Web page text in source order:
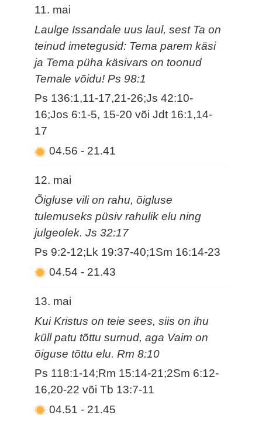
11. mai
Laulge Issandale uus laul, sest Ta on
teinud imetegusid: Tema parem käsi
ja Tema püha käsivars on toonud
Temale võidu! Ps 98:1
Ps 136:1,11-17,21-26;Js 42:10-
16;Jos 6:1-5, 15-20 või Jdt 16:1,14-
17
04.56- 21.41
12. mai
Õigluse vili on rahu, õigluse
tulemuseks püsiv rahulik elu ning
julgeolek. Js 32:17
Ps 9:2-12;Lk 19:37-40;1Sm 16:14-23
04.54- 21.43
13. mai
Kui Kristus on teie sees, siis on ihu
küll patu tõttu surnud, aga Vaim on
õiguse tõttu elu. Rm 8:10
Ps 118:1-14;Rm 15:14-21;2Sm 6:12-
16,20-22 või Tb 13:7-11
04.51- 21.45